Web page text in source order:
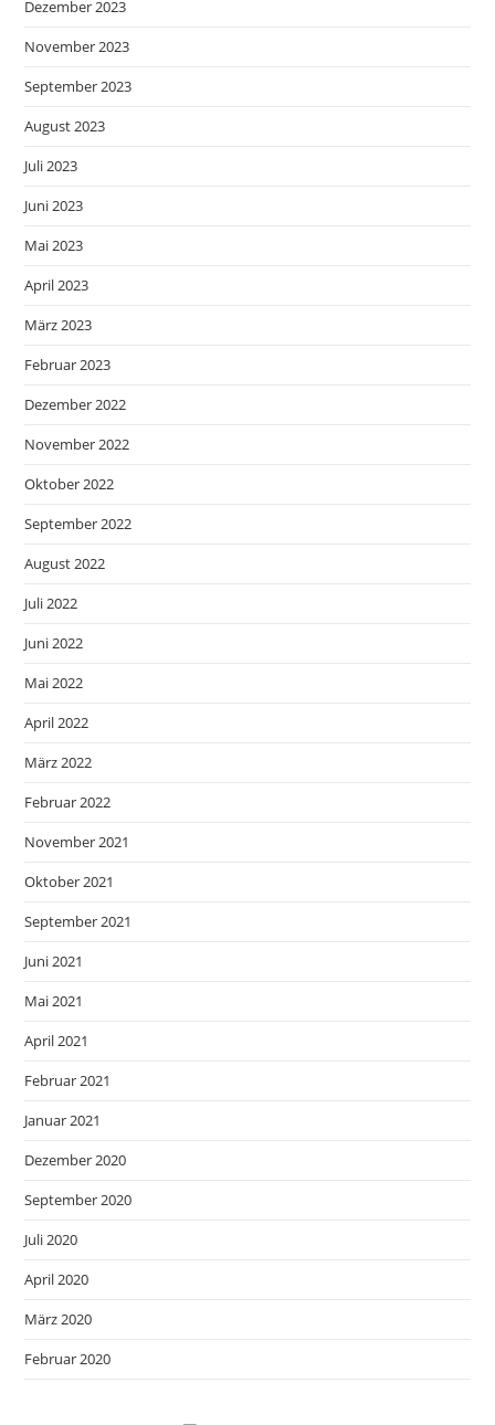
Dezember 2023
November 2023
September 2023
August 2023
Juli 2023
Juni 2023
Mai 2023
April 2023
März 2023
Februar 2023
Dezember 2022
November 2022
Oktober 2022
September 2022
August 2022
Juli 2022
Juni 2022
Mai 2022
April 2022
März 2022
Februar 2022
November 2021
Oktober 2021
September 2021
Juni 2021
Mai 2021
April 2021
Februar 2021
Januar 2021
Dezember 2020
September 2020
Juli 2020
April 2020
März 2020
Februar 2020